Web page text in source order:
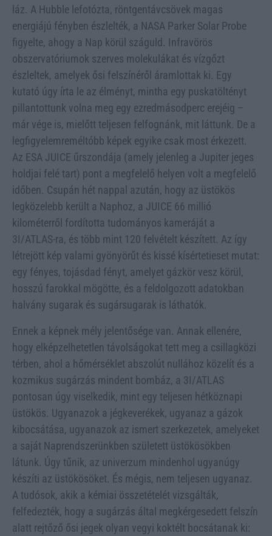
láz. A Hubble lefotózta, röntgentávcsövek magas
energiájú fényben észlelték, a NASA Parker Solar Probe
figyelte, ahogy a Nap körül száguld. Infravörös
obszervatóriumok szerves molekulákat és vízgőzt
észleltek, amelyek ősi felszínéről áramlottak ki. Egy
kutató úgy írta le az élményt, mintha egy puskatöltényt
pillantottunk volna meg egy ezredmásodperc erejéig –
már vége is, mielőtt teljesen felfognánk, mit láttunk. De a
legfigyelemreméltóbb képek egyike csak most érkezett.
Az ESA JUICE űrszondája (amely jelenleg a Jupiter jeges
holdjai felé tart) pont a megfelelő helyen volt a megfelelő
időben. Csupán hét nappal azután, hogy az üstökös
legközelebb került a Naphoz, a JUICE 66 millió
kilométerről fordította tudományos kameráját a
3I/ATLAS-ra, és több mint 120 felvételt készített. Az így
létrejött kép valami gyönyörűt és kissé kísértetieset mutat:
egy fényes, tojásdad fényt, amelyet gázkör vesz körül,
hosszú farokkal mögötte, és a feldolgozott adatokban
halvány sugarak és sugársugarak is láthatók.
Ennek a képnek mély jelentősége van. Annak ellenére,
hogy elképzelhetetlen távolságokat tett meg a csillagközi
térben, ahol a hőmérséklet abszolút nullához közelít és a
kozmikus sugárzás mindent bombáz, a 3I/ATLAS
pontosan úgy viselkedik, mint egy teljesen hétköznapi
üstökös. Ugyanazok a jégkeverékek, ugyanaz a gázok
kibocsátása, ugyanazok az ismert szerkezetek, amelyeket
a saját Naprendszerünkben született üstökösökben
látunk. Úgy tűnik, az univerzum mindenhol ugyanúgy
készíti az üstökösöket. És mégis, nem teljesen ugyanaz.
A tudósok, akik a kémiai összetételét vizsgálták,
felfedezték, hogy a sugárzás által megkérgesedett felszín
alatt rejtőző ősi jegek olyan vegyi koktélt bocsátanak ki: